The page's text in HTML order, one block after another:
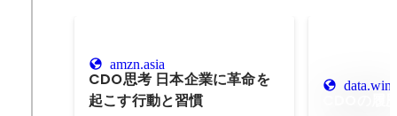
amzn.asia
CDO思考 日本企業に革命を
起こす行動と習慣